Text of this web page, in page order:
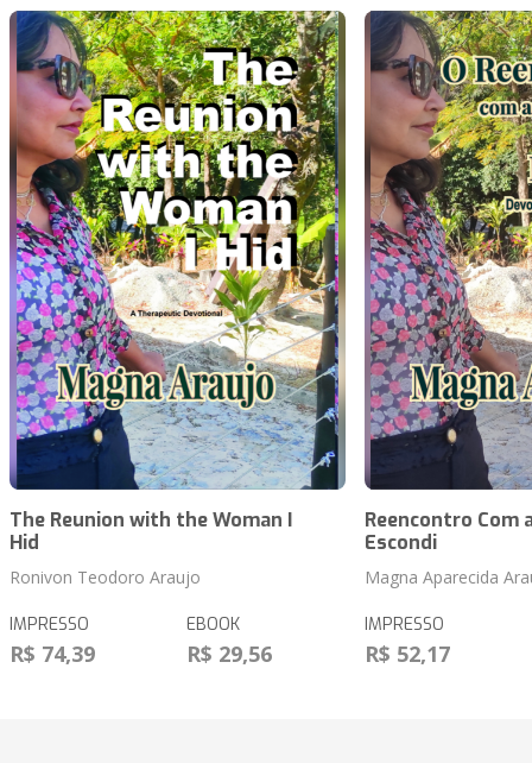
The Reunion with the Woman I
Hid
Ronivon Teodoro Araujo
IMPRESSO
R$ 74,39
EBOOK
R$ 29,56
Reencontro Com
Escondi
Magna Aparecida
IMPRESSO
R$ 52,17